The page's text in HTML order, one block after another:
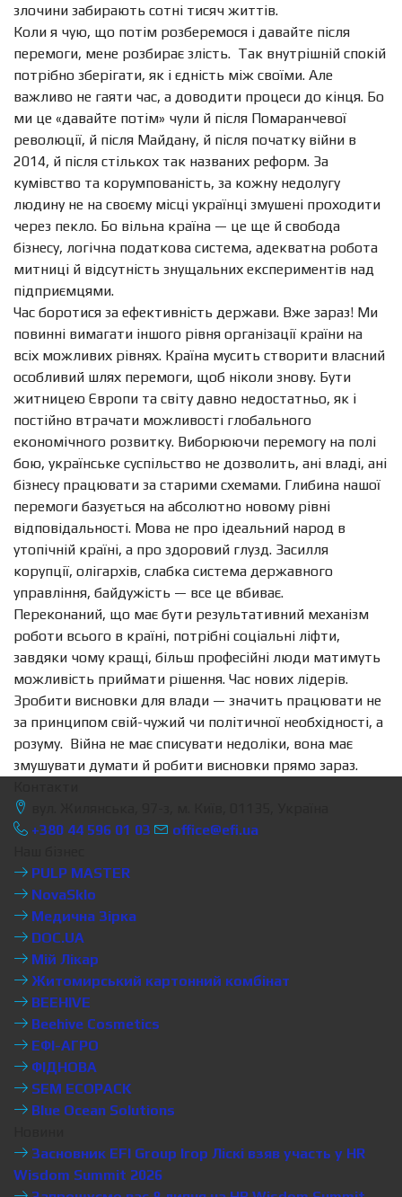
злочини забирають сотні тисяч життів.
Коли я чую, що потім розберемося і давайте після
перемоги, мене розбирає злість. Так внутрішній спокій
потрібно зберігати, як і єдність між своїми. Але
важливо не гаяти час, а доводити процеси до кінця. Бо
ми це «давайте потім» чули й після Помаранчевої
революції, й після Майдану, й після початку війни в
2014, й після стількох так названих реформ. За
кумівство та корумпованість, за кожну недолугу
людину не на своєму місці українці змушені проходити
через пекло. Бо вільна країна — це ще й свобода
бізнесу, логічна податкова система, адекватна робота
митниці й відсутність знущальних експериментів над
підприємцями.
Час боротися за ефективність держави. Вже зараз! Ми
повинні вимагати іншого рівня організації країни на
всіх можливих рівнях. Країна мусить створити власний
особливий шлях перемоги, щоб ніколи знову. Бути
житницею Європи та світу давно недостатньо, як і
постійно втрачати можливості глобального
економічного розвитку. Виборюючи перемогу на полі
бою, українське суспільство не дозволить, ані владі, ані
бізнесу працювати за старими схемами. Глибина нашої
перемоги базується на абсолютно новому рівні
відповідальності. Мова не про ідеальний народ в
утопічній країні, а про здоровий глузд. Засилля
корупції, олігархів, слабка система державного
управління, байдужість — все це вбиває.
Переконаний, що має бути результативний механізм
роботи всього в країні, потрібні соціальні ліфти,
завдяки чому кращі, більш професійні люди матимуть
можливість приймати рішення. Час нових лідерів.
Зробити висновки для влади — значить працювати не
за принципом свій-чужий чи політичної необхідності, а
розуму. Війна не має списувати недоліки, вона має
змушувати думати й робити висновки прямо зараз.
+380 44 596 01 03
office@efi.ua
PULP MASTER
NovaSklo
Медична Зірка
DOC.UA
Мій Лікар
Житомирський картонний комбінат
BEEHIVE
Beehive Cosmetics
ЕФІ-АГРО
ФІДНОВА
SEM ECOPACK
Blue Ocean Solutions
Засновник EFI Group Ігор Ліскі взяв участь у HR
Wisdom Summit 2026